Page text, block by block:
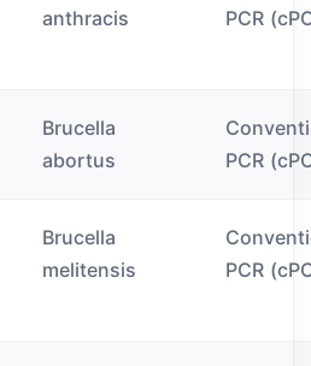
anthracis
PCR
Brucella
abortus
PCR
Brucella
melitensis
PCR